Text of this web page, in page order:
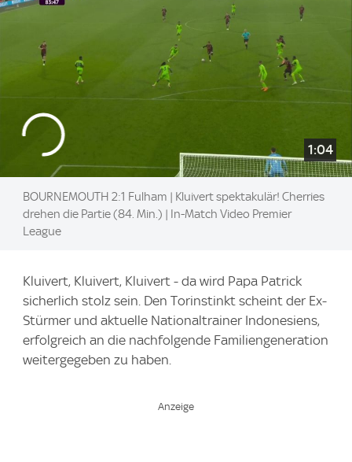
1:04
BOURNEMOUTH 2:1 Fulham | Kluivert spektakulär! Cherries
drehen die Partie (84. Min.) | In-Match Video Premier
League
Kluivert, Kluivert, Kluivert - da wird Papa Patrick
sicherlich stolz sein. Den Torinstinkt scheint der Ex-
Stürmer und aktuelle Nationaltrainer Indonesiens,
erfolgreich an die nachfolgende Familiengeneration
weitergegeben zu haben.